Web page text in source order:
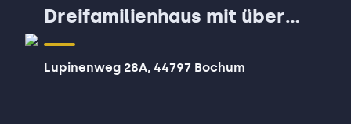
Dreifamilienhaus mit über
400² auf ca. 828 m²
realisierbar!
Lupinenweg 28A, 44797 Bochum